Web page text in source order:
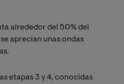
alrededor del 50% del
aprecian unas ondas
etapas 3 y 4, conocidas